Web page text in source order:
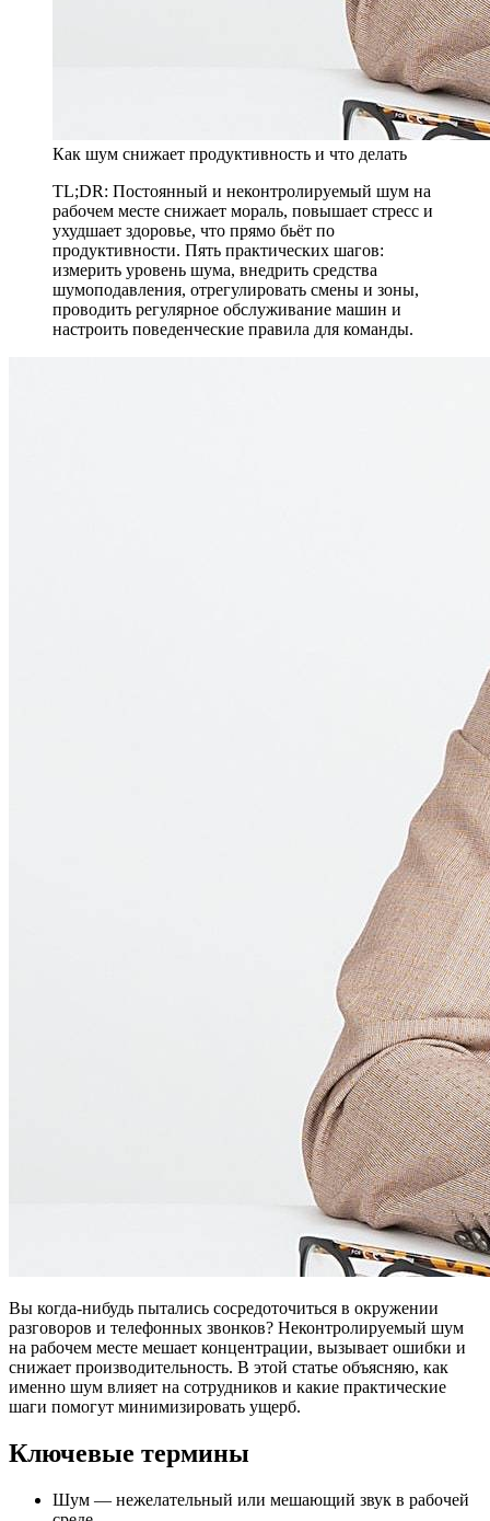
Как шум снижает продуктивность и что делать
TL;DR: Постоянный и неконтролируемый шум на
рабочем месте снижает мораль, повышает стресс и
ухудшает здоровье, что прямо бьёт по
продуктивности. Пять практических шагов:
измерить уровень шума, внедрить средства
шумоподавления, отрегулировать смены и зоны,
проводить регулярное обслуживание машин и
настроить поведенческие правила для команды.
Вы когда‑нибудь пытались сосредоточиться в окружении
разговоров и телефонных звонков? Неконтролируемый шум
на рабочем месте мешает концентрации, вызывает ошибки и
снижает производительность. В этой статье объясняю, как
именно шум влияет на сотрудников и какие практические
шаги помогут минимизировать ущерб.
Ключевые термины
Шум — нежелательный или мешающий звук в рабочей